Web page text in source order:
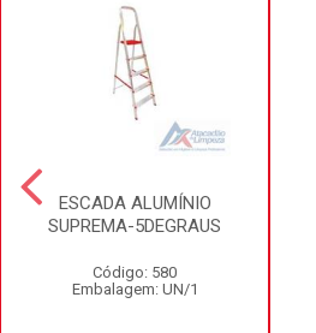
ESCADA ALUMÍNIO
SUPREMA-5DEGRAUS
Código: 580
Embalagem: UN/1